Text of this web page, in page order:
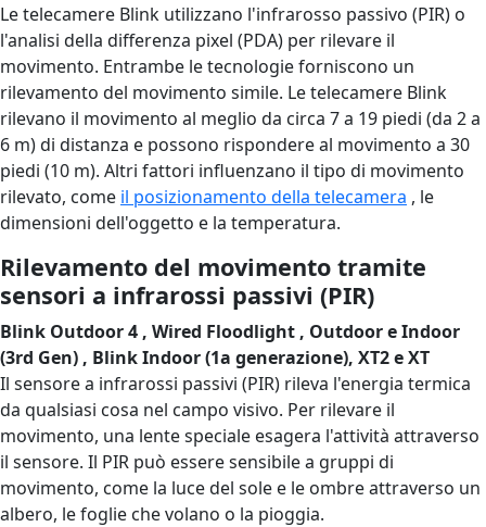
Le telecamere Blink utilizzano l'infrarosso passivo (PIR) o
l'analisi della differenza pixel (PDA) per rilevare il
movimento. Entrambe le tecnologie forniscono un
rilevamento del movimento simile. Le telecamere Blink
rilevano il movimento al meglio da circa 7 a 19 piedi (da 2 a
6 m) di distanza e possono rispondere al movimento a 30
piedi (10 m). Altri fattori influenzano il tipo di movimento
rilevato, come il posizionamento della telecamera , le
dimensioni dell'oggetto e la temperatura.
Rilevamento del movimento tramite
sensori a infrarossi passivi (PIR)
Blink Outdoor 4 , Wired Floodlight , Outdoor e Indoor
(3rd Gen) , Blink Indoor (1a generazione), XT2 e XT
Il sensore a infrarossi passivi (PIR) rileva l'energia termica
da qualsiasi cosa nel campo visivo. Per rilevare il
movimento, una lente speciale esagera l'attività attraverso
il sensore. Il PIR può essere sensibile a gruppi di
movimento, come la luce del sole e le ombre attraverso un
albero, le foglie che volano o la pioggia.